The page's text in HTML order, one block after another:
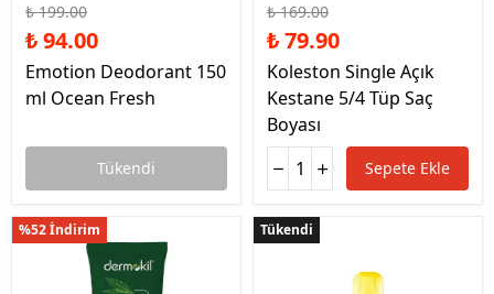
₺ 199.00
₺ 94.00
Emotion Deodorant 150
ml Ocean Fresh
Tükendi
₺ 169.00
₺ 79.90
Koleston Single Açık
Kestane 5/4 Tüp Saç
Boyası
Sepete Ekle
%52 İndirim Tükendi
Tükendi